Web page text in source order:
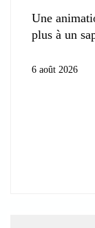
Une
plus à un
6 août 2026